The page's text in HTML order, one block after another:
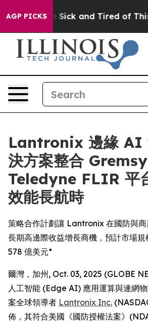
AGP PICKS
Are Sick and Tired of This
Lantronix 邊緣 AI
決方案整合
Teledyne FLIR 平
效能長航時
策略合作計劃讓 Lantronix 在國防與
長期高邊際收益增長商機，預計市場
578 億美元*
爾灣，加州, Oct. 03, 2025 (GLOBE
人工智能 (Edge AI) 應用運算與連網
案全球領導者 Lantronix Inc.
佈，其符合美國《國防授權法案》